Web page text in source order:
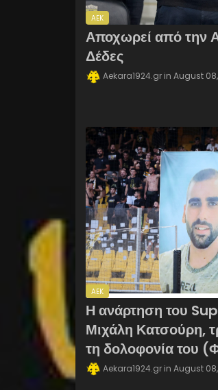
AEK
Αποχωρεί από την
Δέδες
Aekara1924.gr August
AEK
Η ανάρτηση του
Μιχάλη Κατσούρη,
τη δολοφονία του
Aekara1924.gr August